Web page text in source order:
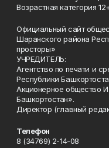
Возрастная категория
Официальный сайт
Шаранского района
просторы»
УЧРЕДИТЕЛЬ:
Агентство по печати и
Республики
Акционерное общество
Башкортостан».
Директор (главный
Телефон
8 (34769) 2-14-08